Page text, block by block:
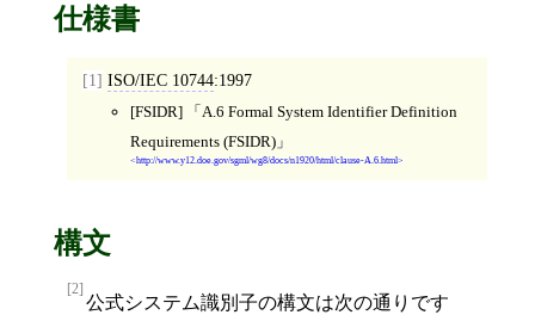
仕様書
[1] ISO/IEC 10744:1997
[FSIDR]
A.6 Formal System Identifier Definition
Requirements (FSIDR)
http://www.y12.doe.gov/sgml/wg8/docs/n1920/html/clause-A.6.html
構文
[2]
公式システム識別子の構文は次の通りです